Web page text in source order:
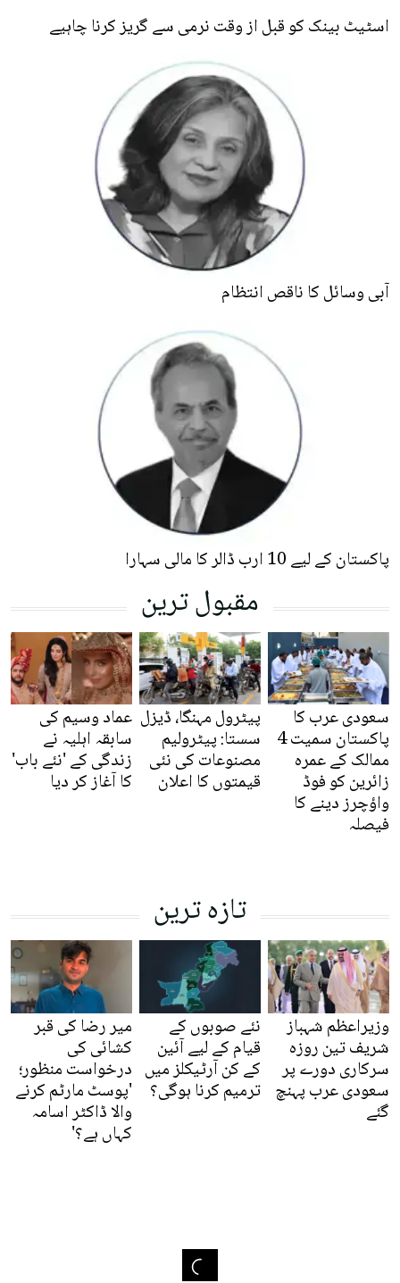
اسٹیٹ بینک کو قبل از وقت نرمی سے گریز کرنا چاہیے
آبی وسائل کا ناقص انتظام
پاکستان کے لیے 10 ارب ڈالر کا مالی سہارا
مقبول ترین
سعودی عرب کا
پاکستان سمیت 4
ممالک کے عمرہ
زائرین کو فوڈ
واؤچرز دینے کا
فیصلہ
پیٹرول مہنگا، ڈیزل
سستا: پیٹرولیم
مصنوعات کی نئی
قیمتوں کا اعلان
عماد وسیم کی
سابقہ اہلیہ نے
زندگی کے 'نئے باب'
کا آغاز کر دیا
تازہ ترین
وزیراعظم شہباز
شریف تین روزہ
سرکاری دورے پر
سعودی عرب پہنچ
گئے
نئے صوبوں کے
قیام کے لیے آئین
کے کن آرٹیکلز میں
ترمیم کرنا ہوگی؟
میر رضا کی قبر
کشائی کی
درخواست منظور؛
'پوسٹ مارٹم کرنے
والا ڈاکٹر اسامہ
کہاں ہے؟'